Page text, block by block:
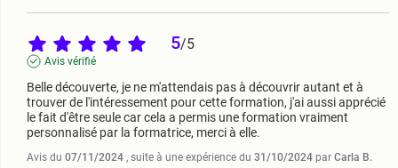
5/5
Avis vérifié
Belle découverte, je ne m'attendais pas à découvrir autant et à
trouver de l'intéressement pour cette formation, j'ai aussi apprécié
le fait d'être seule car cela a permis une formation vraiment
personnalisé par la formatrice, merci à elle.
Avis du 07/11/2024 , suite à une expérience du 31/10/2024 par Carla B.